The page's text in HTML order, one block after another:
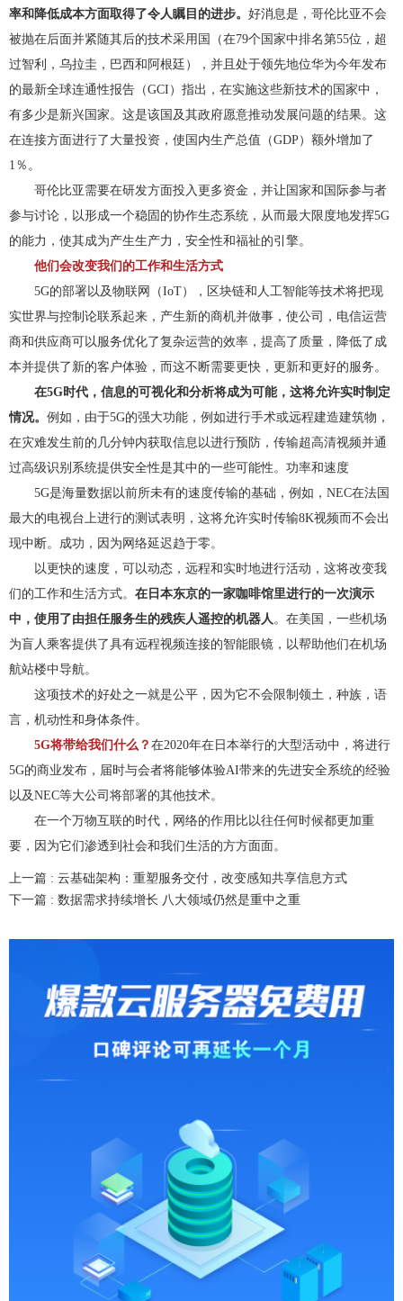
率和降低成本方面取得了令人瞩目的进步。 好消息是，哥伦比亚不会
被抛在后面并紧随其后的技术采用国（在79个国家中排名第55位，超
过智利，乌拉圭，巴西和阿根廷），并且处于领先地位华为今年发布
的最新全球连通性报告（GCI）指出，在实施这些新技术的国家中，
有多少是新兴国家。这是该国及其政府愿意推动发展问题的结果。这
在连接方面进行了大量投资，使国内生产总值（GDP）额外增加了
1％。
哥伦比亚需要在研发方面投入更多资金，并让国家和国际参与者
参与讨论，以形成一个稳固的协作生态系统，从而最大限度地发挥5G
的能力，使其成为产生生产力，安全性和福祉的引擎。
他们会改变我们的工作和生活方式
5G的部署以及物联网（IoT），区块链和人工智能等技术将把现
实世界与控制论联系起来，产生新的商机并做事，使公司，电信运营
商和供应商可以服务优化了复杂运营的效率，提高了质量，降低了成
本并提供了新的客户体验，而这不断需要更快，更新和更好的服务。
在5G时代，信息的可视化和分析将成为可能，这将允许实时制定
情况。 例如，由于5G的强大功能，例如进行手术或远程建造建筑物，
在灾难发生前的几分钟内获取信息以进行预防，传输超高清视频并通
过高级识别系统提供安全性是其中的一些可能性。功率和速度
5G是海量数据以前所未有的速度传输的基础，例如，NEC在法国
最大的电视台上进行的测试表明，这将允许实时传输8K视频而不会出
现中断。成功，因为网络延迟趋于零。
以更快的速度，可以动态，远程和实时地进行活动，这将改变我
们的工作和生活方式。 在日本东京的一家咖啡馆里进行的一次演示
中，使用了由担任服务生的残疾人遥控的机器人。在美国，一些机场
为盲人乘客提供了具有远程视频连接的智能眼镜，以帮助他们在机场
航站楼中导航。
这项技术的好处之一就是公平，因为它不会限制领土，种族，语
言，机动性和身体条件。
5G将带给我们什么？ 在2020年在日本举行的大型活动中，将进行
5G的商业发布，届时与会者将能够体验AI带来的先进安全系统的经验
以及NEC等大公司将部署的其他技术。
在一个万物互联的时代，网络的作用比以往任何时候都更加重
要，因为它们渗透到社会和我们生活的方方面面。
上一篇 : 云基础架构：重塑服务交付，改变感知共享信息方式
下一篇 : 数据需求持续增长 八大领域仍然是重中之重